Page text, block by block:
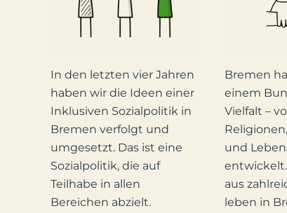
In den letzten vier Jahren
haben wir die Ideen einer
Inklusiven Sozialpolitik in
Bremen verfolgt und
umgesetzt. Das ist eine
Sozialpolitik, die auf
Teilhabe in allen
Bereichen abzielt.
Bremen
einem
Vielfalt –
und
aus
leben in